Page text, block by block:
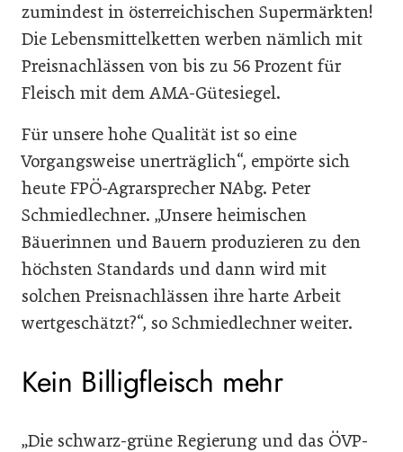
zumindest in österreichischen Supermärkten!
Die Lebensmittelketten werben nämlich mit
Preisnachlässen von bis zu 56 Prozent für
Fleisch mit dem AMA-Gütesiegel.
Für unsere hohe Qualität ist so eine
Vorgangsweise unerträglich“, empörte sich
heute FPÖ-Agrarsprecher NAbg. Peter
Schmiedlechner. „Unsere heimischen
Bäuerinnen und Bauern produzieren zu den
höchsten Standards und dann wird mit
solchen Preisnachlässen ihre harte Arbeit
wertgeschätzt?“, so Schmiedlechner weiter.
Kein Billigfleisch mehr
„Die schwarz-grüne Regierung und das ÖVP-